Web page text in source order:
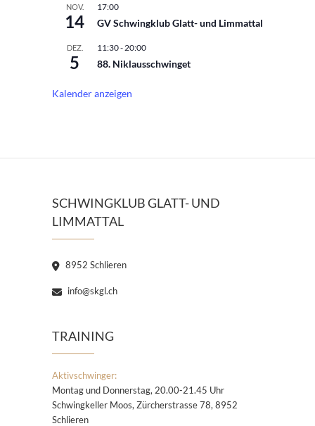
NOV.
14
17:00
GV Schwingklub Glatt- und Limmattal
DEZ.
5
11:30- 20:00
88. Niklausschwinget
Kalender anzeigen
SCHWINGKLUB GLATT- UND
LIMMATTAL
8952 Schlieren
info@skgl.ch
TRAINING
Aktivschwinger:
Montag und Donnerstag, 20.00-21.45 Uhr
Schwingkeller Moos, Zürcherstrasse 78, 8952
Schlieren